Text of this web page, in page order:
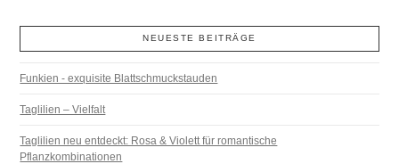
NEUESTE BEITRÄGE
Funkien - exquisite Blattschmuckstauden
Taglilien – Vielfalt
Taglilien neu entdeckt: Rosa & Violett für romantische
Pflanzkombinationen